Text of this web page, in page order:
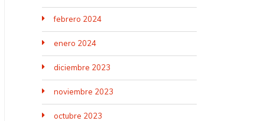
febrero 2024
enero 2024
diciembre 2023
noviembre 2023
octubre 2023